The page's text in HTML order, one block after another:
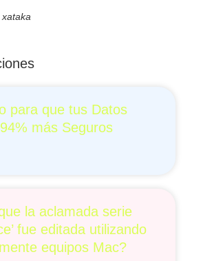
para que tus Datos
más Seguros
la aclamada serie
fue editada utilizando
equipos Mac?